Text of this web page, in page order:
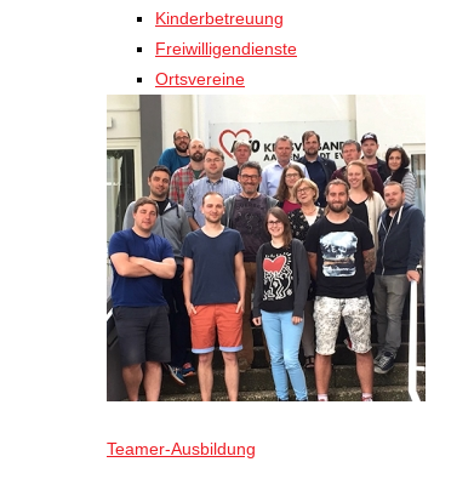
Kinderbetreuung
Freiwilligendienste
Ortsvereine
Teamer-Ausbildung